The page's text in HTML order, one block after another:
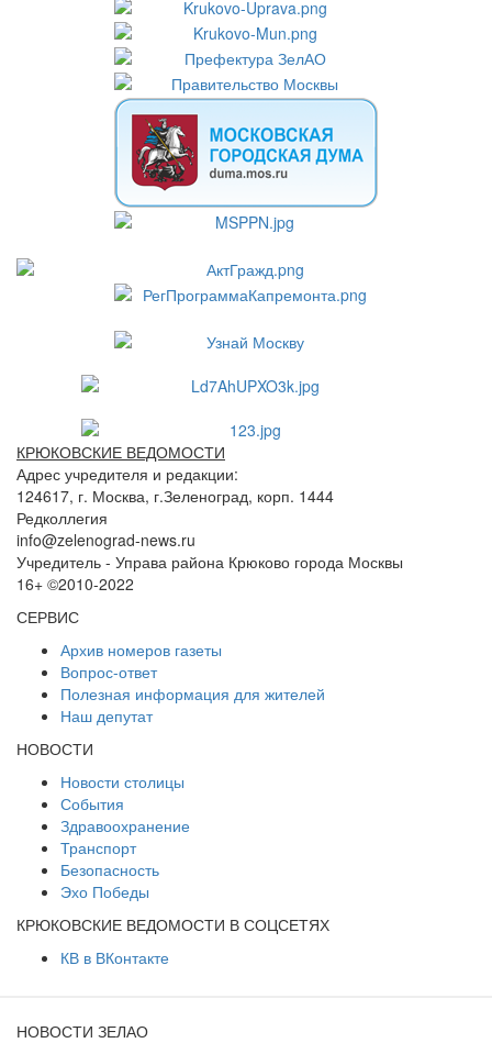
КРЮКОВСКИЕ ВЕДОМОСТИ
Адрес учредителя и редакции:
124617, г. Москва, г.Зеленоград, корп. 1444
Редколлегия
info@zelenograd-news.ru
Учредитель - Управа района Крюково города Москвы
16+ ©2010-2022
СЕРВИС
Архив номеров газеты
Вопрос-ответ
Полезная информация для жителей
Наш депутат
НОВОСТИ
Новости столицы
События
Здравоохранение
Транспорт
Безопасность
Эхо Победы
КРЮКОВСКИЕ ВЕДОМОСТИ В СОЦСЕТЯХ
КВ в ВКонтакте
НОВОСТИ ЗЕЛАО